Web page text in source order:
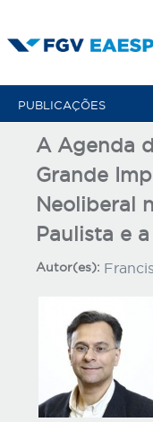
para
PUBLICAÇÕES
A Agenda
Grande
Neoliberal
Paulista e
Autor(es):